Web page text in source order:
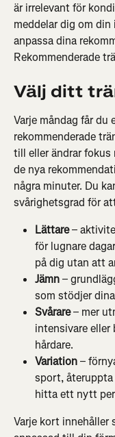
är irrelevant för
meddelar dig om
anpassa dina
Rekommenderade
Välj ditt
Varje måndag får du
rekommenderade
till eller ändrar
de nya
några minuter. Du
svårighetsgrad för
Lättare –
för lugnare
på dig utan att
Jämn –
som stödjer
Svårare – mer
intensivare eller
hårdare.
Variation –
sport,
hitta ett nytt
Varje kort innehåller